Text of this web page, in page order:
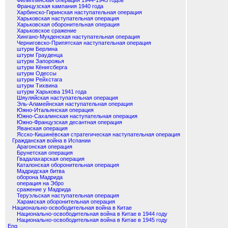
Французская кампания 1940 года
Харбинско-Гиринская наступательная операция
Харьковская наступательная операция
Харьковская оборонительная операция
Харьковское сражение
Хингано-Мукденская наступательная операция
Черниговско-Припятская наступательная операция
штурм Берлина
штурм Грауденца
штурм Запорожья
штурм Кёнигсберга
штурм Одессы
штурм Рейхстага
штурм Тихвина
штурм Харькова 1941 года
Шяуляйская наступательная операция
Эль-Аламейнская наступательная операция
Южно-Итальянская операция
Южно-Сахалинская наступательная операция
Южно-Французская десантная операция
Яванская операция
Ясско-Кишинёвская стратегическая наступательная операция
Гражданская война в Испании
Арагонская операция
Брунетская операция
Гвадалахарская операция
Каталонская оборонительная операция
Мадридская битва
оборона Мадрида
операция на Эбро
сражение у Мадрида
Теруэльская наступательная операция
Харамская оборонительная операция
Национально-освободительная война в Китае
Национально-освободительная война в Китае в 1944 году
Национально-освободительная война в Китае в 1945 году
Eng